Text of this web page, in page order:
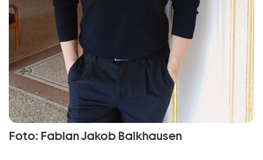
Foto: Fabian Jakob Balkhausen